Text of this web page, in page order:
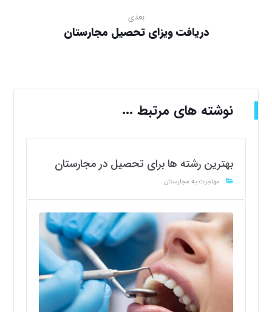
بعدی
دریافت ویزای تحصیل مجارستان
نوشته های مرتبط ...
بهترین رشته ها برای تحصیل در مجارستان
مهاجرت به مجارستان